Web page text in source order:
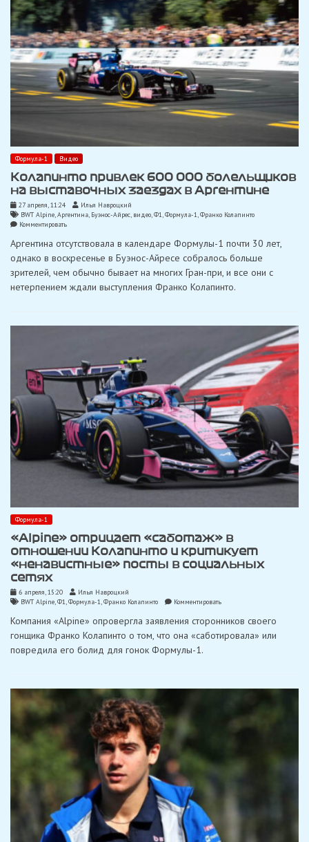
Формула-1 Видео
Колапинто привлек 600 000 болельщиков
на выставочных заездах в Аргентине
27 апреля, 11:24
Илья Навроцкий
BWT Alpine,Аргентина, Буэнос-Айрес, видео,Ф1,Формула-1,Франко Колапинто
Комментироватьon
привлек
000
болельщиков
выставочных
Аргентина отсутствовала в календаре Формулы-1 почти 30 лет,
однако в воскресенье в Буэнос-Айресе собралось больше
зрителей, чем обычно бывает на многих Гран-при, и все они с
нетерпением ждали выступления Франко Колапинто.
Формула-1
«Alpine» отрицает «саботаж» в
отношении Колапинто и критикует
«ненавистные» посты в социальных
сетях
6 апреля, 15:20
Илья Навроцкий
BWT Alpine,Ф1,Формула-1,Франко Колапинто Комментироватьon
отрицает
в
«ненавистные»
социальных
Компания «Alpine» опровергла заявления сторонников своего
гонщика Франко Колапинто о том, что она «саботировала» или
повредила его болид для гонок Формулы-1.